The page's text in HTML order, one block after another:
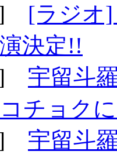
[ラジオ
決定!!
宇留斗
チョク
宇留斗